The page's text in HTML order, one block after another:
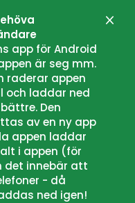
app för Android
är seg mm.
raderar appen
och laddar ned
Den
av en ny app
appen laddar
i appen (för
det innebär att
- då
ned igen!